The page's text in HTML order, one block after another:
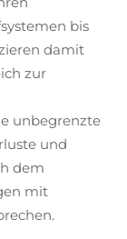
bis
damit
zur
unbegrenzte
und
dem
mit